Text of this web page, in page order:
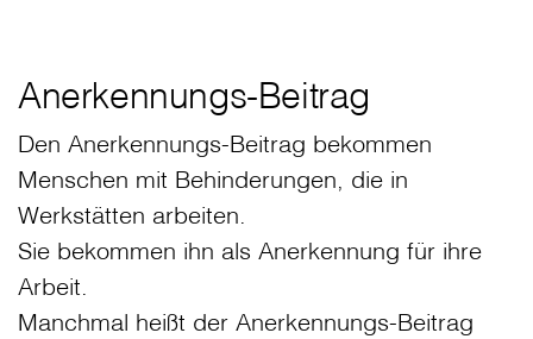
Anerkennungs-Beitrag
Den Anerkennungs-Beitrag bekommen
Menschen mit Behinderungen, die in
Werkstätten arbeiten.
Sie bekommen ihn als Anerkennung für ihre
Arbeit.
Manchmal heißt der Anerkennungs-Beitrag